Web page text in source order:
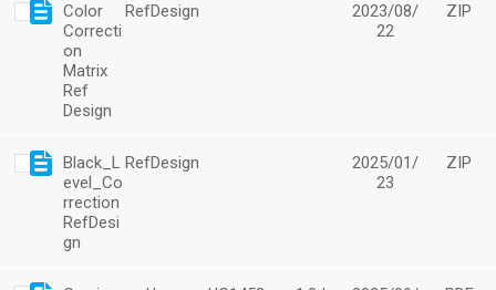
Color
Correcti
on
Matrix
Ref
Design
RefDesign
2023/08/
22
ZIP
Black_L
evel_Co
rrection
RefDesi
gn
RefDesign
2025/01/
23
ZIP